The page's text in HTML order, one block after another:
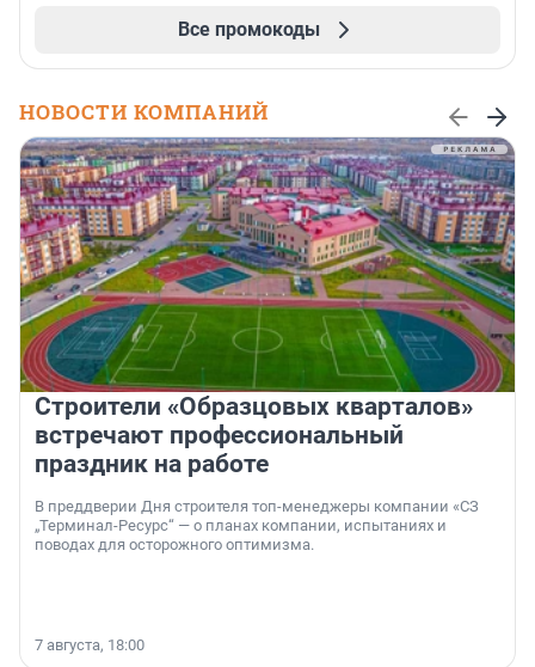
Все промокоды
НОВОСТИ КОМПАНИЙ
Строители «Образцовых кварталов»
встречают профессиональный
праздник на работе
В преддверии Дня строителя топ-менеджеры компании «СЗ
„Терминал-Ресурс“ — о планах компании, испытаниях и
поводах для осторожного оптимизма.
7 августа, 18:00